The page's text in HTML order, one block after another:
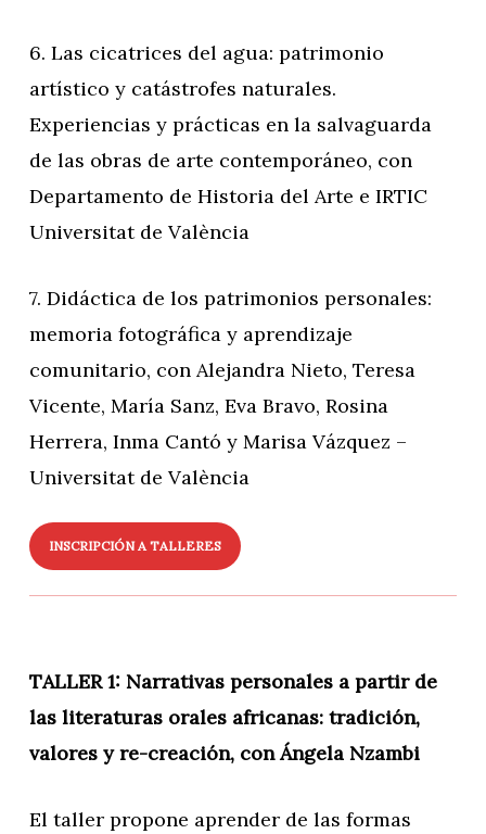
6. Las cicatrices del agua: patrimonio
artístico y catástrofes naturales.
Experiencias y prácticas en la salvaguarda
de las obras de arte contemporáneo, con
Departamento de Historia del Arte e IRTIC
Universitat de València
7. Didáctica de los patrimonios personales:
memoria fotográfica y aprendizaje
comunitario, con Alejandra Nieto, Teresa
Vicente, María Sanz, Eva Bravo, Rosina
Herrera, Inma Cantó y Marisa Vázquez –
Universitat de València
INSCRIPCIÓN A TALLERES
TALLER 1: Narrativas personales a partir de
las literaturas orales africanas: tradición,
valores y re-creación, con Ángela Nzambi
El taller propone aprender de las formas